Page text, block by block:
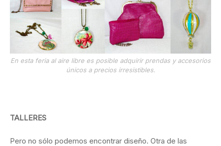
En esta feria al aire libre es posible adquirir prendas y accesorios
únicos a precios irresistibles.
TALLERES
Pero no sólo podemos encontrar diseño. Otra de las